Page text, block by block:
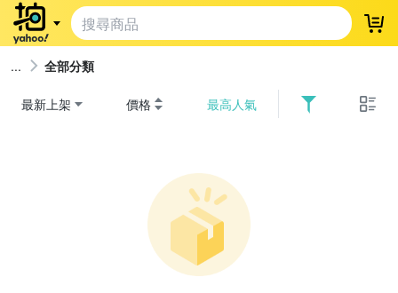
登
全部分類
最新上架 價格 最高人氣